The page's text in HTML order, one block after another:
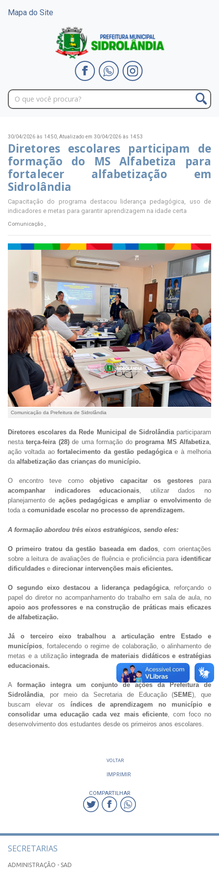
Mapa do Site
30/04/2026 às 14:50, Atualizado em 30/04/2026 às 14:53
Diretores escolares participam de
formação do MS Alfabetiza para
fortalecer alfabetização em
Sidrolândia
Capacitação do programa destacou liderança pedagógica, uso de
indicadores e metas para garantir aprendizagem na idade certa
Comunicação ,
Comunicação da Prefeitura de Sidrolândia
Diretores escolares da Rede Municipal de Sidrolândia participaram
nestaterça-feira (28)de uma formação doprograma MS Alfabetiza,
ação voltada aofortalecimento da gestão pedagógicae à melhoria
daalfabetização das crianças do município.
O encontro teve comoobjetivo capacitar os gestores para
acompanhar indicadores educacionais, utilizar dados no
planejamento de ações pedagógicas e ampliar o envolvimentode
toda a comunidade escolar no processo de aprendizagem.
A formação abordou três eixos estratégicos, sendo eles:
O primeiro tratou da gestão baseada em dados , com orientações
sobre a leitura de avaliações de fluência e proficiência para identificar
dificuldades e direcionar intervenções mais eficientes.
O segundo eixo destacou a liderança pedagógica, reforçando o
papel do diretor no acompanhamento do trabalho em sala de aula, no
apoio aos professores e na construção de práticas mais eficazes
de alfabetização.
Já o terceiro eixo trabalhou a articulação entre Estado e
municípios, fortalecendo o regime de colaboração, o alinhamento de
metas e a utilizaçãointegrada de materiais didáticos e estratégias
educacionais.
A formação integra um conjunto de ações da Prefeitura de
Sidrolândia, por meio da Secretaria de Educação (SEME), que
buscam elevar os índices de aprendizagem no município e
consolidar uma educação cada vez mais eficiente, com foco no
desenvolvimento dos estudantes desde os primeiros anos escolares.
VOLTAR
IMPRIMIR
COMPARTILHAR
SECRETARIAS
ADMINISTRAÇÃO - SAD